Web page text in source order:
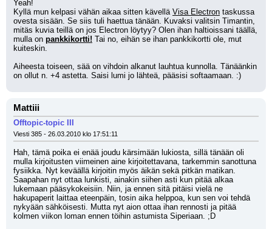
Yeah!
Kyllä mun kelpasi vähän aikaa sitten kävellä Visa Electron taskussa
ovesta sisään. Se siis tuli haettua tänään. Kuvaksi valitsin Timantin,
mitäs kuvia teillä on jos Electron löytyy? Olen ihan haltioissani täällä,
mulla on pankkikortti! Tai no, eihän se ihan pankkikortti ole, mut
kuiteskin.
Aiheesta toiseen, sää on vihdoin alkanut lauhtua kunnolla. Tänäänkin
on ollut n. +4 astetta. Saisi lumi jo lähteä, pääsisi softaamaan. :)
Mattiii
Offtopic-topic III
Viesti 385 - 26.03.2010 klo 17:51:11
Hah, tämä poika ei enää joudu kärsimään lukiosta, sillä tänään oli
mulla kirjoitusten viimeinen aine kirjoitettavana, tarkemmin sanottuna
fysiikka. Nyt keväällä kirjoitin myös äikän sekä pitkän matikan.
Saapahan nyt ottaa lunkisti, ainakin siihen asti kun pitää alkaa
lukemaan pääsykokeisiin. Niin, ja ennen sitä pitäisi vielä ne
hakupaperit laittaa eteenpäin, tosin aika helppoa, kun sen voi tehdä
nykyään sähköisesti. Mutta nyt aion ottaa ihan rennosti ja pitää
kolmen viikon loman ennen töihin astumista Siperiaan. ;D